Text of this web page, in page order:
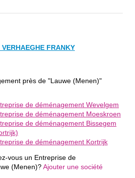
FRANKY
près de "Lauwe (Menen)"
de déménagement Wevelgem
de déménagement Moeskroen
de déménagement Bissegem
de déménagement Kortrijk
vous un Entreprise de
(Menen)? Ajouter une société